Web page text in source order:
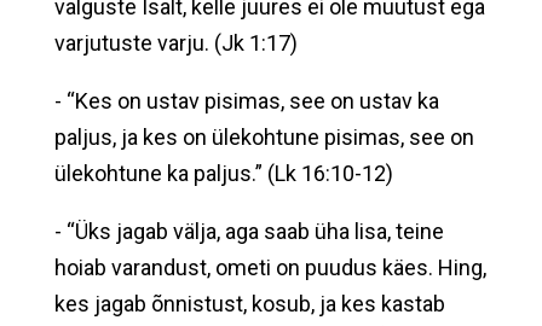
valguste Isalt, kelle juures ei ole muutust ega
varjutuste varju. (Jk 1:17)
- “Kes on ustav pisimas, see on ustav ka
paljus, ja kes on ülekohtune pisimas, see on
ülekohtune ka paljus.” (Lk 16:10-12)
- “Üks jagab välja, aga saab üha lisa, teine
hoiab varandust, ometi on puudus käes. Hing,
kes jagab õnnistust, kosub, ja kes kastab